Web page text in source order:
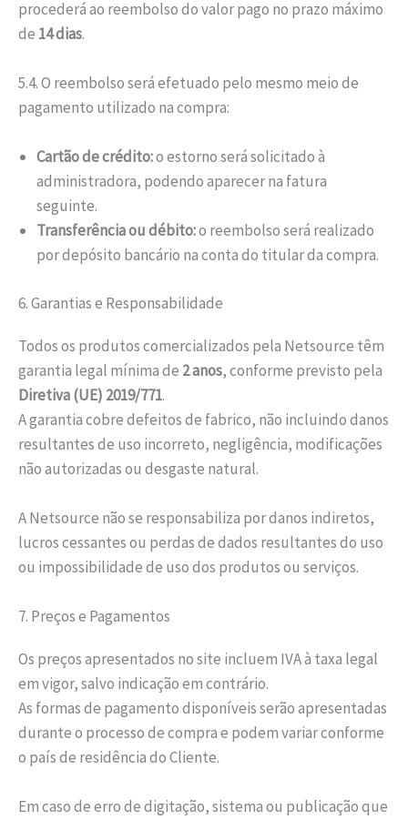
procederá ao reembolso do valor pago no prazo máximo
de 14 dias.
5.4. O reembolso será efetuado pelo mesmo meio de
pagamento utilizado na compra:
Cartão de crédito:o estorno será solicitado à
administradora, podendo aparecer na fatura
seguinte.
Transferência ou débito:o reembolso será realizado
por depósito bancário na conta do titular da compra.
6. Garantias e Responsabilidade
Todos os produtos comercializados pela Netsource têm
garantia legal mínima de 2 anos, conforme previsto pela
Diretiva (UE) 2019/771.
A garantia cobre defeitos de fabrico, não incluindo danos
resultantes de uso incorreto, negligência, modificações
não autorizadas ou desgaste natural.
A Netsource não se responsabiliza por danos indiretos,
lucros cessantes ou perdas de dados resultantes do uso
ou impossibilidade de uso dos produtos ou serviços.
7. Preços e Pagamentos
Os preços apresentados no site incluem IVA à taxa legal
em vigor, salvo indicação em contrário.
As formas de pagamento disponíveis serão apresentadas
durante o processo de compra e podem variar conforme
o país de residência do Cliente.
Em caso de erro de digitação, sistema ou publicação que